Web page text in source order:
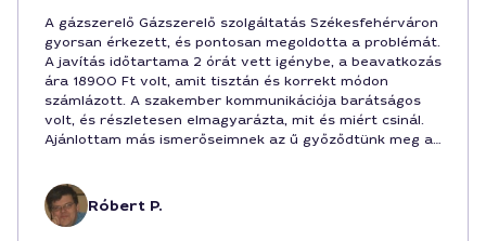
A gázszerelő Gázszerelő szolgáltatás Székesfehérváron
gyorsan érkezett, és pontosan megoldotta a problémát.
A javítás időtartama 2 órát vett igénybe, a beavatkozás
ára 18900 Ft volt, amit tisztán és korrekt módon
számlázott. A szakember kommunikációja barátságos
volt, és részletesen elmagyarázta, mit és miért csinál.
Ajánlottam más ismerőseimnek az ű győződtünk meg a
Róbert P.